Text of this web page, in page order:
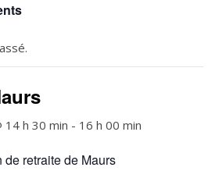
14 h 30 min - 16 h 00 min
retraite de Maurs